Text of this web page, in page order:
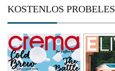
KOSTENLOS